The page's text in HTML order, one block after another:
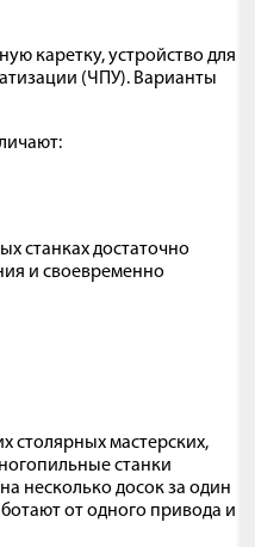
каретку, устройство для
(ЧПУ). Варианты
станках достаточно
и своевременно
столярных мастерских,
станки
несколько досок за один
от одного привода и